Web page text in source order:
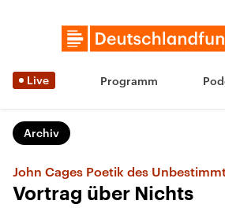
Live Programm
Archiv
John Cages Poetik des
Vortrag über Nichts